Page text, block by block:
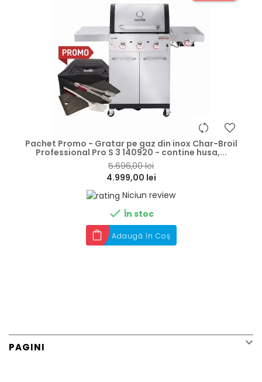
Pachet Promo - Gratar pe gaz din inox Char-Broil
Professional Pro S 3 140920 - contine husa,...
5.696,00 lei
4.999,00 lei
Niciun review
 În stoc
Adaugă în Coș
PAGINI 